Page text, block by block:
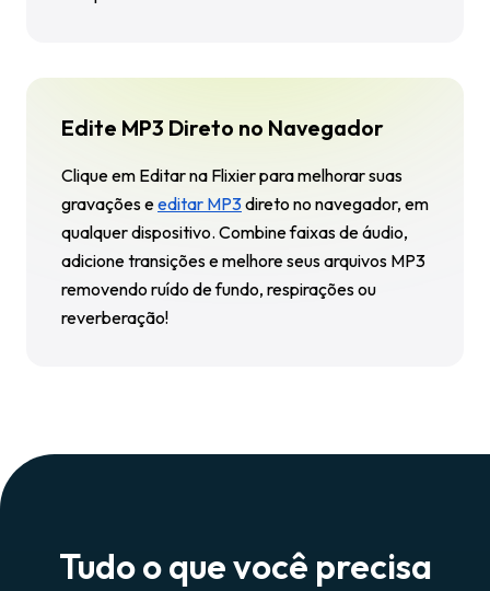
Edite MP3 Direto no Navegador
Clique em Editar na Flixierpara melhorar suas
gravações eeditar MP3direto no navegador, em
qualquer dispositivo. Combine faixas de áudio,
adicione transições e melhore seus arquivos MP3
removendo ruído de fundo, respirações ou
reverberação!
Tudo o que você precisa